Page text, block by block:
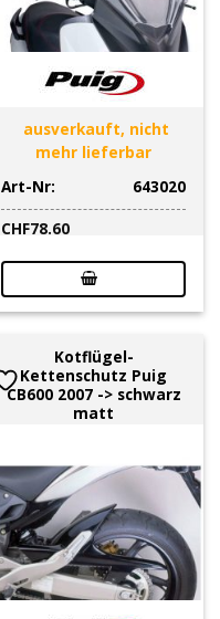
ausverkauft, nicht
mehr lieferbar
Art-Nr:
643020
CHF78.60
Kotflügel-
Kettenschutz Puig
CB600 2007 -> schwarz
matt